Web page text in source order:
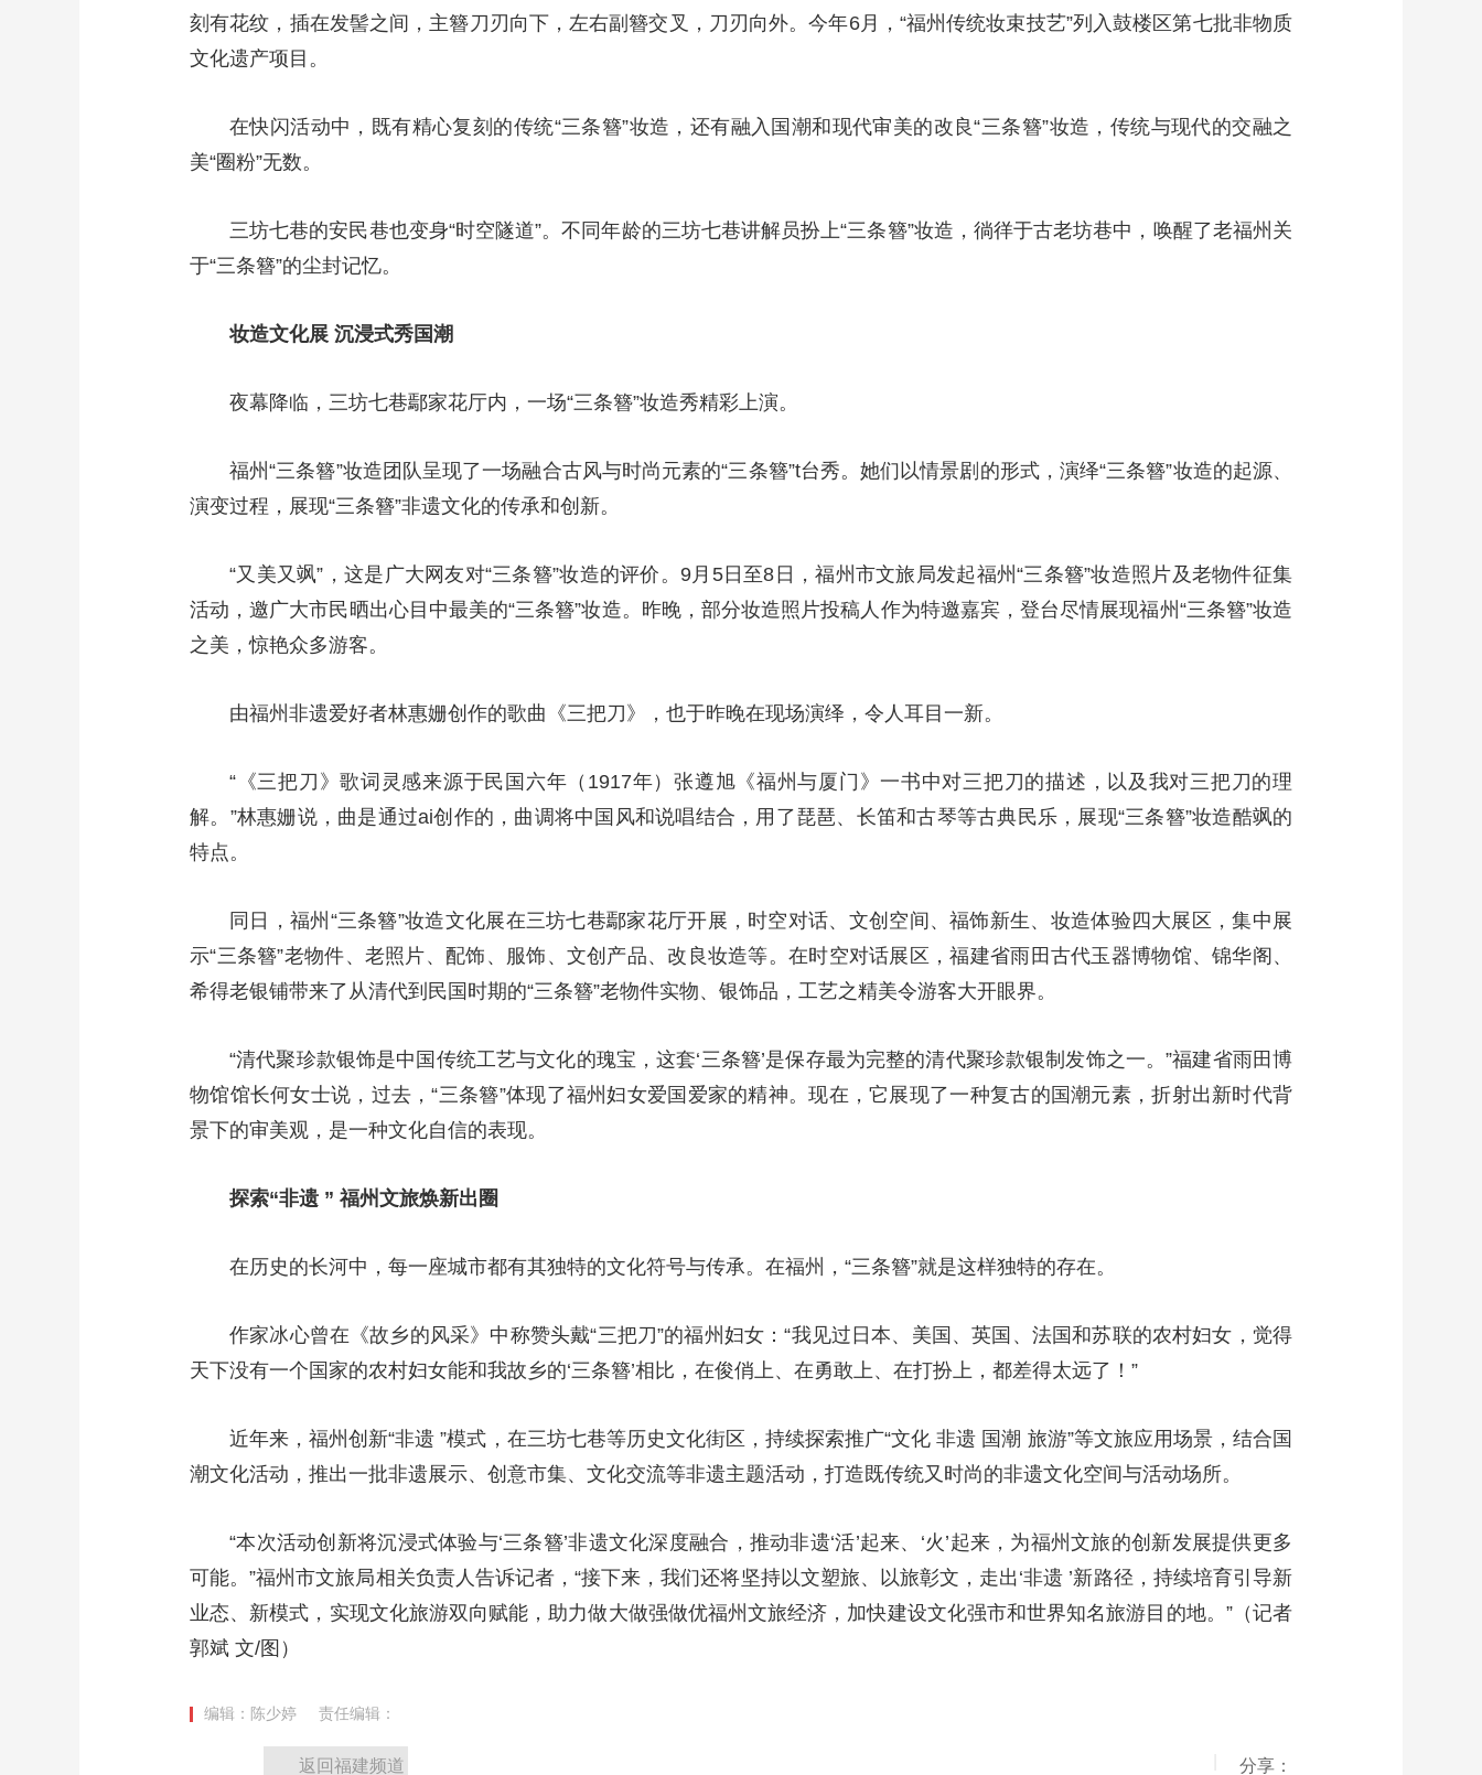
刻有花纹，插在发髻之间，主簪刀刃向下，左右副簪交叉，刀刃向外。今年6月，“福州传统妆束技艺”列入鼓楼区第七批非物质
文化遗产项目。
在快闪活动中，既有精心复刻的传统“三条簪”妆造，还有融入国潮和现代审美的改良“三条簪”妆造，传统与现代的交融之
美“圈粉”无数。
三坊七巷的安民巷也变身“时空隧道”。不同年龄的三坊七巷讲解员扮上“三条簪”妆造，徜徉于古老坊巷中，唤醒了老福州关
于“三条簪”的尘封记忆。
妆造文化展 沉浸式秀国潮
夜幕降临，三坊七巷鄢家花厅内，一场“三条簪”妆造秀精彩上演。
福州“三条簪”妆造团队呈现了一场融合古风与时尚元素的“三条簪”t台秀。她们以情景剧的形式，演绎“三条簪”妆造的起源、
演变过程，展现“三条簪”非遗文化的传承和创新。
“又美又飒”，这是广大网友对“三条簪”妆造的评价。9月5日至8日，福州市文旅局发起福州“三条簪”妆造照片及老物件征集
活动，邀广大市民晒出心目中最美的“三条簪”妆造。昨晚，部分妆造照片投稿人作为特邀嘉宾，登台尽情展现福州“三条簪”妆造
之美，惊艳众多游客。
由福州非遗爱好者林惠姗创作的歌曲《三把刀》，也于昨晚在现场演绎，令人耳目一新。
“《三把刀》歌词灵感来源于民国六年（1917年）张遵旭《福州与厦门》一书中对三把刀的描述，以及我对三把刀的理
解。”林惠姗说，曲是通过ai创作的，曲调将中国风和说唱结合，用了琵琶、长笛和古琴等古典民乐，展现“三条簪”妆造酷飒的
特点。
同日，福州“三条簪”妆造文化展在三坊七巷鄢家花厅开展，时空对话、文创空间、福饰新生、妆造体验四大展区，集中展
示“三条簪”老物件、老照片、配饰、服饰、文创产品、改良妆造等。在时空对话展区，福建省雨田古代玉器博物馆、锦华阁、
希得老银铺带来了从清代到民国时期的“三条簪”老物件实物、银饰品，工艺之精美令游客大开眼界。
“清代聚珍款银饰是中国传统工艺与文化的瑰宝，这套‘三条簪’是保存最为完整的清代聚珍款银制发饰之一。”福建省雨田博
物馆馆长何女士说，过去，“三条簪”体现了福州妇女爱国爱家的精神。现在，它展现了一种复古的国潮元素，折射出新时代背
景下的审美观，是一种文化自信的表现。
探索“非遗 ” 福州文旅焕新出圈
在历史的长河中，每一座城市都有其独特的文化符号与传承。在福州，“三条簪”就是这样独特的存在。
作家冰心曾在《故乡的风采》中称赞头戴“三把刀”的福州妇女：“我见过日本、美国、英国、法国和苏联的农村妇女，觉得
天下没有一个国家的农村妇女能和我故乡的‘三条簪’相比，在俊俏上、在勇敢上、在打扮上，都差得太远了！”
近年来，福州创新“非遗 ”模式，在三坊七巷等历史文化街区，持续探索推广“文化 非遗 国潮 旅游”等文旅应用场景，结合国
潮文化活动，推出一批非遗展示、创意市集、文化交流等非遗主题活动，打造既传统又时尚的非遗文化空间与活动场所。
“本次活动创新将沉浸式体验与‘三条簪’非遗文化深度融合，推动非遗‘活’起来、‘火’起来，为福州文旅的创新发展提供更多
可能。”福州市文旅局相关负责人告诉记者，“接下来，我们还将坚持以文塑旅、以旅彰文，走出‘非遗 ’新路径，持续培育引导新
业态、新模式，实现文化旅游双向赋能，助力做大做强做优福州文旅经济，加快建设文化强市和世界知名旅游目的地。”（记者
郭斌 文/图 ）
编辑：陈少婷 责任编辑：
返回福建频道 分享：